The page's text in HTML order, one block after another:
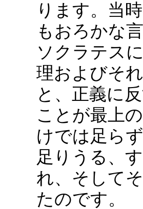
ります。当
もおろかな
ソクラテス
理およびそ
と、正義に
ことが最上
けでは足ら
足りうる、
れ、そして
たのです。